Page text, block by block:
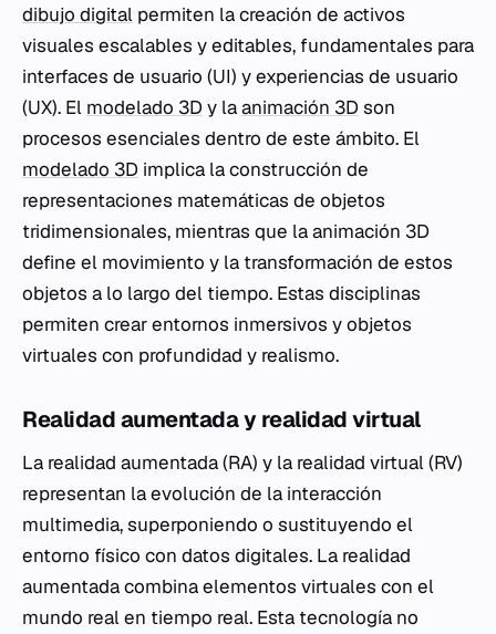
dibujo digital permiten la creación de activos
visuales escalables y editables, fundamentales para
interfaces de usuario (UI) y experiencias de usuario
(UX). El modelado 3D y laanimación 3D son
procesos esenciales dentro de este ámbito. El
modelado 3D implica la construcción de
representaciones matemáticas de objetos
tridimensionales, mientras que la animación 3D
define el movimiento y la transformación de estos
objetos a lo largo del tiempo. Estas disciplinas
permiten crear entornos inmersivos y objetos
virtuales con profundidad y realismo.
Realidad aumentada y realidad virtual
La realidad aumentada (RA) y la realidad virtual (RV)
representan la evolución de la interacción
multimedia, superponiendo o sustituyendo el
entorno físico con datos digitales. La realidad
aumentada combina elementos virtuales con el
mundo real en tiempo real. Esta tecnología no